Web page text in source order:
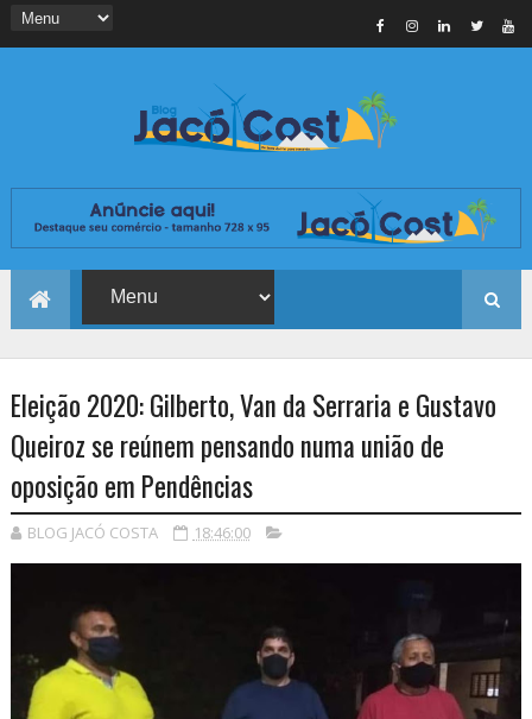
Eleição 2020: Gilberto, Van da Serraria e Gustavo
Queiroz se reúnem pensando numa união de
oposição em Pendências
BLOG JACÓ COSTA 18:46:00